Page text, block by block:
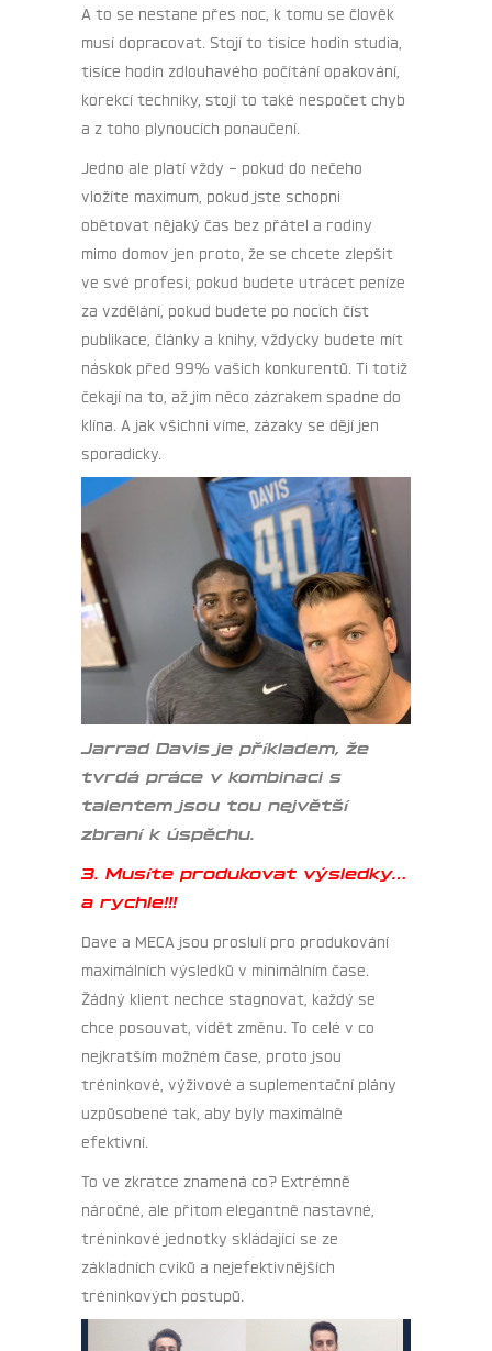
A to se nestane přes noc, k tomu se člověk
musí dopracovat. Stojí to tisíce hodin studia,
tisíce hodin zdlouhavého počítání opakování,
korekcí techniky, stojí to také nespočet chyb
a z toho plynoucích ponaučení.
Jedno ale platí vždy – pokud do nečeho
vložíte maximum, pokud jste schopni
obětovat nějaký čas bez přátel a rodiny
mimo domov jen proto, že se chcete zlepšit
ve své profesi, pokud budete utrácet peníze
za vzdělání, pokud budete po nocích číst
publikace, články a knihy, vždycky budete mít
náskok před 99% vašich konkurentů. Ti totiž
čekají na to, až jim něco zázrakem spadne do
klína. A jak všichni víme, zázaky se dějí jen
sporadicky.
Jarrad Davis je příkladem, že
tvrdá práce v kombinaci s
talentem jsou tou největší
zbraní k úspěchu.
3. Musíte produkovat výsledky…
a rychle!!!
Dave a MECA jsou proslulí pro produkování
maximálních výsledků v minimálním čase.
Žádný klient nechce stagnovat, každý se
chce posouvat, vidět změnu. To celé v co
nejkratším možném čase, proto jsou
tréninkové, výživové a suplementační plány
uzpůsobené tak, aby byly maximálně
efektivní.
To ve zkratce znamená co? Extrémně
náročné, ale přitom elegantně nastavné,
tréninkové jednotky skládající se ze
základních cviků a nejefektivnějších
tréninkových postupů.